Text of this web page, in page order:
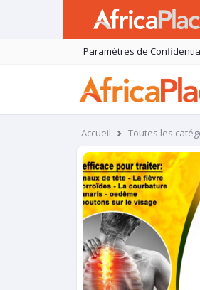
Paramètres de
Accueil Toutes les